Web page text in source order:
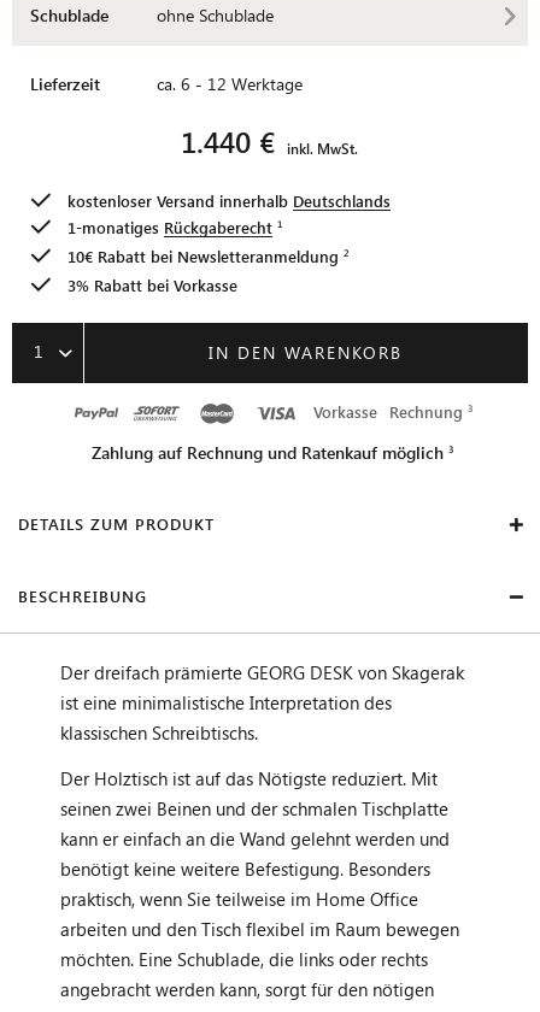
Schublade ohne Schublade
Lieferzeit ca. 6 - 12 Werktage
1.440 € inkl. MwSt.
kostenloser Versand innerhalb Deutschlands
1-monatiges Rückgaberecht
10€ Rabatt bei Newsletteranmeldung
3% Rabatt bei Vorkasse
1 IN DEN WARENKORB
Vorkasse Rechnung
Zahlung auf Rechnung und Ratenkauf möglich
DETAILS ZUM PRODUKT
BESCHREIBUNG
Der dreifach prämierte GEORG DESK von Skagerak
ist eine minimalistische Interpretation des
klassischen Schreibtischs.
Der Holztisch ist auf das Nötigste reduziert. Mit
seinen zwei Beinen und der schmalen Tischplatte
kann er einfach an die Wand gelehnt werden und
benötigt keine weitere Befestigung. Besonders
praktisch, wenn Sie teilweise im Home Office
arbeiten und den Tisch flexibel im Raum bewegen
möchten. Eine Schublade, die links oder rechts
angebracht werden kann, sorgt für den nötigen